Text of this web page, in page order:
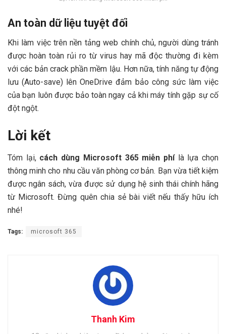
An toàn dữ liệu tuyệt đối
Khi làm việc trên nền tảng web chính chủ, người dùng tránh
được hoàn toàn rủi ro từ virus hay mã độc thường đi kèm
với các bản crack phần mềm lậu. Hơn nữa, tính năng tự động
lưu (Auto-save) lên OneDrive đảm bảo công sức làm việc
của bạn luôn được bảo toàn ngay cả khi máy tính gặp sự cố
đột ngột.
Lời kết
Tóm lại, cách dùng Microsoft 365 miễn phílà lựa chọn
thông minh cho nhu cầu văn phòng cơ bản. Bạn vừa tiết kiệm
được ngân sách, vừa được sử dụng hệ sinh thái chính hãng
từ Microsoft. Đừng quên chia sẻ bài viết nếu thấy hữu ích
nhé!
Tags: microsoft 365
Thanh Kim